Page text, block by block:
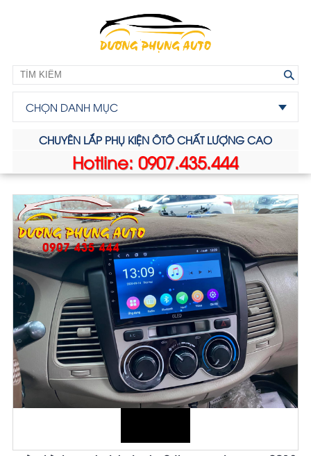
CHỌN DANH MỤC
CHUYÊN LẮP PHỤ KIỆN ÔTÔ CHẤT LƯỢNG CAO
Hotline: 0907.435.444